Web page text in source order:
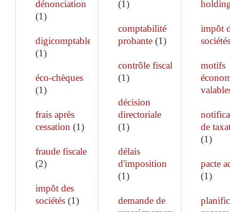
dénonciation
(1)
digicomptable
(1)
éco-chèques
(1)
frais après
cessation (1)
fraude fiscale
(2)
impôt des
sociétés (1)
(1)
comptabilité
probante(1)
contrôle fiscal
(1)
décision
directoriale
(1)
délais
d'imposition
(1)
demande de
impôt
sociétés
motifs
de
(1)
pacte
(1)